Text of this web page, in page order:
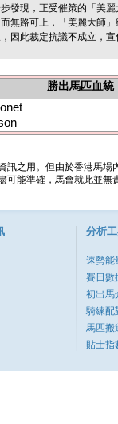
發現，正受催策的「美
無路可上，「美麗大師
因此裁定抗議不成立，
勝出馬匹血統
訊之用。但由於香港馬
能準確，馬會就此並
分析
速勢能
賽日數
初出馬
騎練配
馬匹搬
貼士指